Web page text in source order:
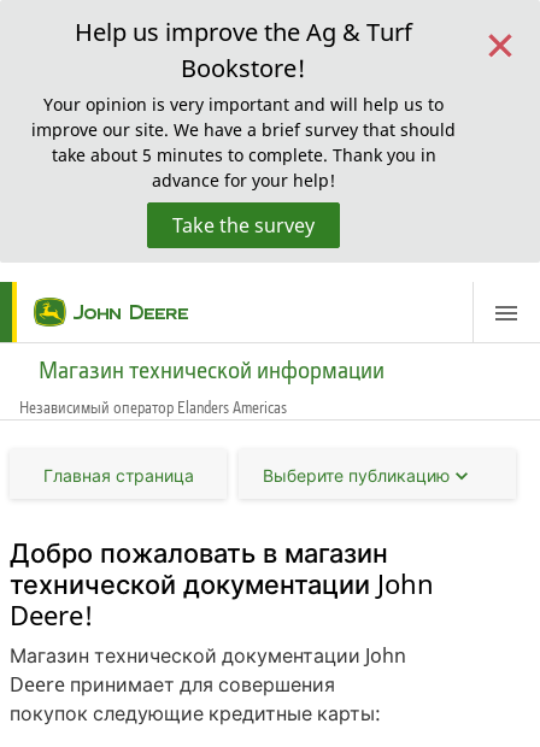
Help us improve the Ag & Turf
Bookstore!
Your opinion is very important and will help us to
improve our site. We have a brief survey that should
take about 5 minutes to complete. Thank you in
advance for your help!
Take the survey
×
ScreenReaderLoadingMessage
Магазин технической информации
Независимый оператор Elanders Americas
Главная страница Выберите публикацию
Добро пожаловать в магазин
технической документации John
Deere!
Магазин технической документации John
Deere принимает для совершения
покупок следующие кредитные карты: